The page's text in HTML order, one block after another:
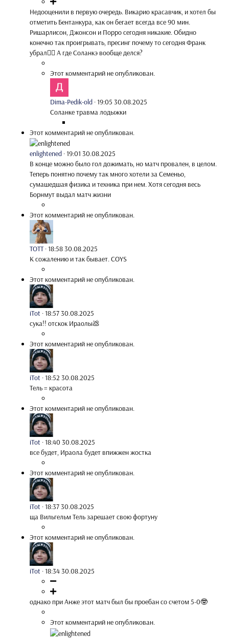
Недооценили в первую очередь. Викарио красавчик, и хотел бы
отметить Бентанкура, как он бегает всегда все 90 мин.
Ришарлисон, Джонсон и Порро сегодня никакие. Обидно
конечно так проигрывать, пресинг почему то сегодня Франк
убрал🤷‍♂️ А где Соланкэ вообще делся?
Этот комментарий не опубликован.
Dima-Pedik-old ·19:05 30.08.2025
Соланке травма лодыжки
Этот комментарий не опубликован.
enlightened ·19:01 30.08.2025
В конце можно было гол дожимать, но матч провален, в целом.
Теперь понятно почему так много хотели за Семеньо,
сумашедшая физика и техника при нем. Хотя сегодня весь
Борнмут выдал матч жизни
Этот комментарий не опубликован.
TOTT ·18:58 30.08.2025
К сожалению и так бывает. COYS
Этот комментарий не опубликован.
iTot ·18:57 30.08.2025
сука!! отскок Ираолы💩
Этот комментарий не опубликован.
iTot ·18:52 30.08.2025
Тель = красота
Этот комментарий не опубликован.
iTot ·18:40 30.08.2025
все будет, Ираола будет впижжен жостка
Этот комментарий не опубликован.
iTot ·18:37 30.08.2025
ща Вильгельм Тель зарешает свою фортуну
Этот комментарий не опубликован.
iTot ·18:34 30.08.2025
однако при Анже этот матч был бы проебан со счетом 5-0🤓
Этот комментарий не опубликован.